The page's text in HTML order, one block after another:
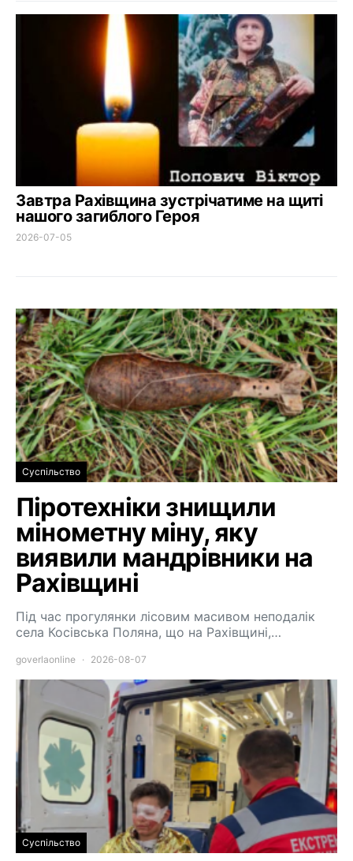
Завтра Рахівщина зустрічатиме на щиті
нашого загиблого Героя
2026-07-05
Суспільство
Піротехніки знищили
мінометну міну, яку
виявили мандрівники на
Рахівщині
Під час прогулянки лісовим масивом неподалік
села Косівська Поляна, що на Рахівщині,…
goverlaonline 2026-08-07
Суспільство